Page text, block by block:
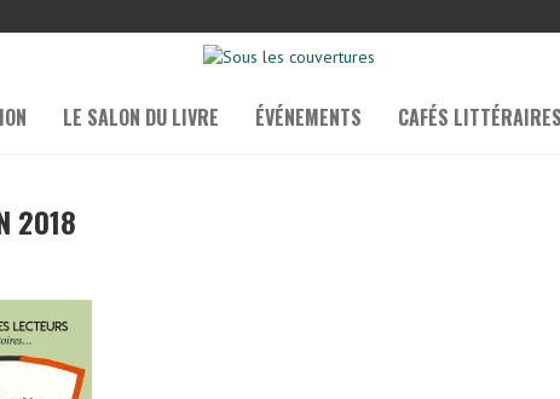
LE SALON DU LIVRE ÉVÉNEMENTS CAFÉS
2018